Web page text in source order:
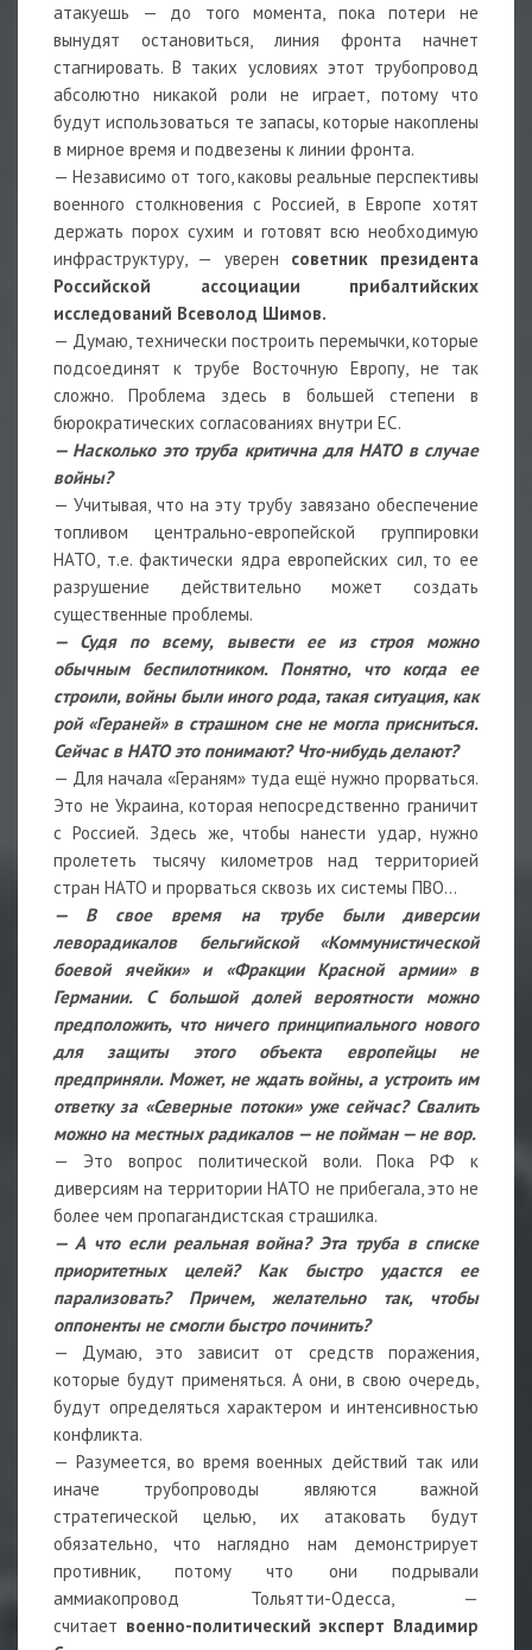
атакуешь — до того момента, пока потери не
вынудят остановиться, линия фронта начнет
стагнировать. В таких условиях этот трубопровод
абсолютно никакой роли не играет, потому что
будут использоваться те запасы, которые накоплены
в мирное время и подвезены к линии фронта.
— Независимо от того, каковы реальные перспективы
военного столкновения с Россией, в Европе хотят
держать порох сухим и готовят всю необходимую
инфраструктуру, — уверен
советник президента
Российской ассоциации прибалтийских
исследований Всеволод Шимов.
— Думаю, технически построить перемычки, которые
подсоединят к трубе Восточную Европу, не так
сложно. Проблема здесь в большей степени в
бюрократических согласованиях внутри ЕС.
— Насколько это труба критична для НАТО в случае
войны?
— Учитывая, что на эту трубу завязано обеспечение
топливом центрально-европейской группировки
НАТО, т.е. фактически ядра европейских сил, то ее
разрушение действительно может создать
существенные проблемы.
— Судя по всему, вывести ее из строя можно
обычным беспилотником. Понятно, что когда ее
строили, войны были иного рода, такая ситуация, как
рой «Гераней» в страшном сне не могла присниться.
Сейчас в НАТО это понимают? Что-нибудь делают?
— Для начала «Гераням» туда ещё нужно прорваться.
Это не Украина, которая непосредственно граничит
с Россией. Здесь же, чтобы нанести удар, нужно
пролететь тысячу километров над территорией
стран НАТО и прорваться сквозь их системы ПВО…
— В свое время на трубе были диверсии
леворадикалов бельгийской «Коммунистической
боевой ячейки» и «Фракции Красной армии» в
Германии. С большой долей вероятности можно
предположить, что ничего принципиального нового
для защиты этого объекта европейцы не
предприняли. Может, не ждать войны, а устроить им
ответку за «Северные потоки» уже сейчас? Свалить
можно на местных радикалов — не пойман — не вор.
— Это вопрос политической воли. Пока РФ к
диверсиям на территории НАТО не прибегала, это не
более чем пропагандистская страшилка.
— А что если реальная война? Эта труба в списке
приоритетных целей? Как быстро удастся ее
парализовать? Причем, желательно так, чтобы
оппоненты не смогли быстро починить?
— Думаю, это зависит от средств поражения,
которые будут применяться. А они, в свою очередь,
будут определяться характером и интенсивностью
конфликта.
— Разумеется, во время военных действий так или
иначе трубопроводы являются важной
стратегической целью, их атаковать будут
обязательно, что наглядно нам демонстрирует
противник, потому что они подрывали
аммиакопровод Тольятти-Одесса, —
считает военно-политический эксперт Владимир